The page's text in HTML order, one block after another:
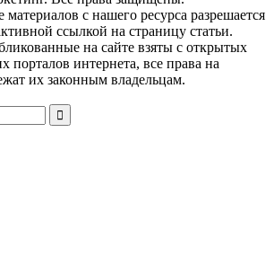
с нашего ресурса разрешается
ссылкой на страницу статьи.
на сайте взяты с открытых
порталов интернета, все права на
их законным владельцам.